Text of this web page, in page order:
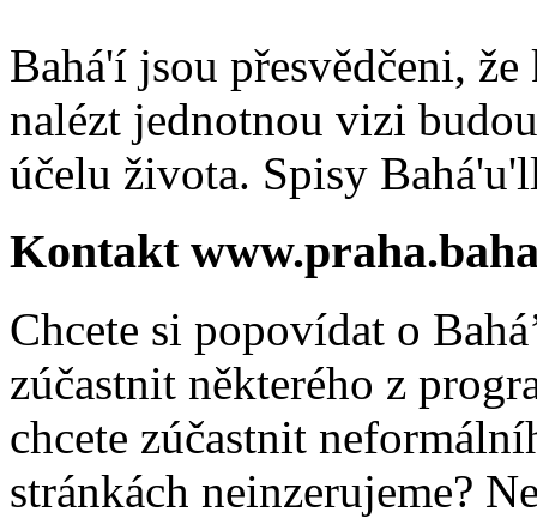
Bahá'í jsou přesvědčeni,
nalézt jednotnou vizi
účelu života. Spisy
Kontakt
Chcete si popovídat o
zúčastnit některého z
chcete zúčastnit
stránkách neinzerujeme?